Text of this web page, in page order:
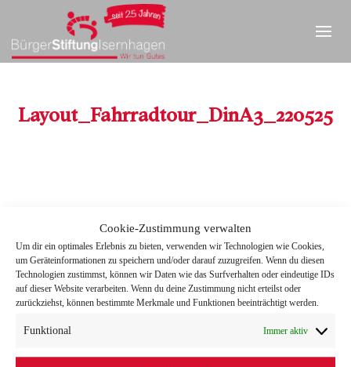
Cookie-Zustimmung verwalten
Um dir ein optimales Erlebnis zu bieten, verwenden wir Technologien wie Cookies,
um Geräteinformationen zu speichern und/oder darauf zuzugreifen. Wenn du diesen
Technologien zustimmst, können wir Daten wie das Surfverhalten oder eindeutige IDs
auf dieser Website verarbeiten. Wenn du deine Zustimmung nicht erteilst oder
zurückziehst, können bestimmte Merkmale und Funktionen beeinträchtigt werden.
Funktional Immer aktiv
Layout_Fahrradtour_DinA3_220525
Layout_Fahrradtour_DinA3_220525
IMPRESSUM|DATENSCHUTZ|KONTAKT